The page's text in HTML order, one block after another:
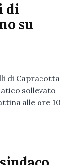
di
su
di Capracotta
sollevato
alle ore 10